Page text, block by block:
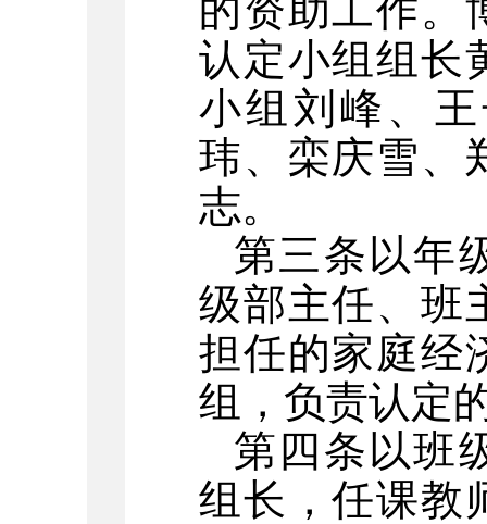
的资助工作。
认定小组组长
小组 刘 峰、 王
玮、栾庆雪、
志。
第三条以年
级部主任、班
担任的家庭经
组，负责认定
第四条以班
组长，任课教